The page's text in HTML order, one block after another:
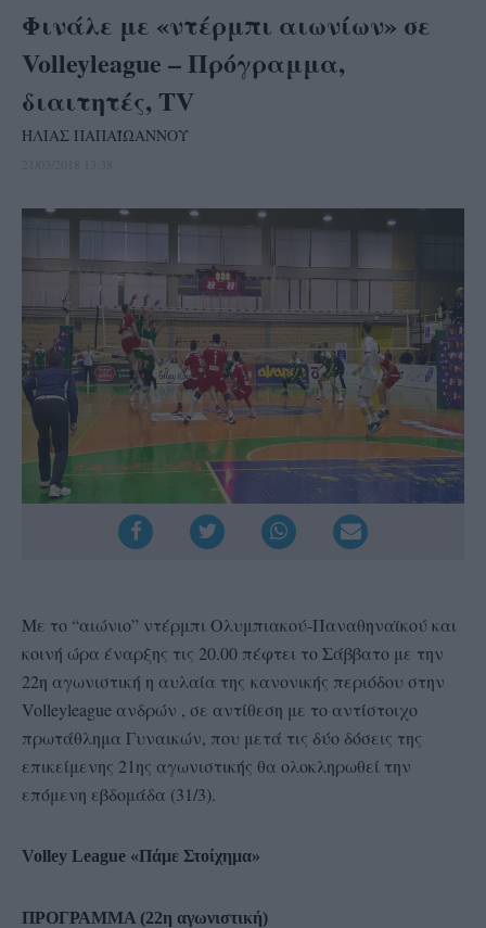
Φινάλε με «ντέρμπι αιωνίων» σε
Volleyleague – Πρόγραμμα,
διαιτητές, ΤV
ΗΛΙΑΣ ΠΑΠΑΪΩΑΝΝΟΥ
Με το “αιώνιο” ντέρμπι Ολυμπιακού-Παναθηναϊκού και
κοινή ώρα έναρξης τις 20.00 πέφτει το Σάββατο με την
22η αγωνιστική η αυλαία της κανονικής περιόδου στην
Volleyleague ανδρών , σε αντίθεση με το αντίστοιχο
πρωτάθλημα Γυναικών, που μετά τις δύο δόσεις της
επικείμενης 21ης αγωνιστικής θα ολοκληρωθεί την
επόμενη εβδομάδα (31/3).
Volley League «Πάμε Στοίχημα»
ΠΡΟΓΡΑΜΜΑ (22η αγωνιστική)